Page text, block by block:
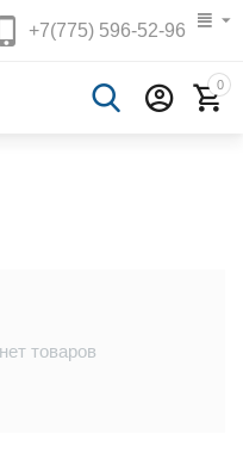
+7(775)596-52-96
0
товаров